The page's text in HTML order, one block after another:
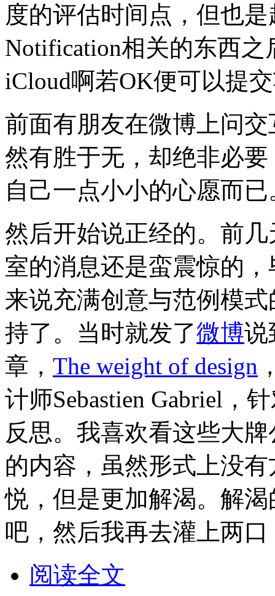
度的评估时间点，但也
Notification相关的东西之
iCloud啊若OK便可以提
前面有朋友在微博上问
然有胜于无，却绝非必
自己一点小小的心愿而已
然后开始说正经的。前几
室的消息还是蛮震惊的
来说充满创意与范例模
持了。当时就发了微博说
章， The weight of design
计师Sebastien Gabriel，
反思。我喜欢看这些大
的内容，虽然形式上没
悦，但是更加解渴。解
吧，然后我再去灌上两
阅读全文